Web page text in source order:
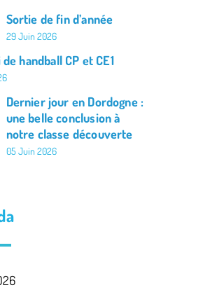
La classe de Louise
La classe de Camille
Agenda de l’école
Sortie de fin d’année
29 Juin 2026
handball CP et CE1
Dernier jour en Dordogne :
une belle conclusion à
notre classe découverte
05 Juin 2026